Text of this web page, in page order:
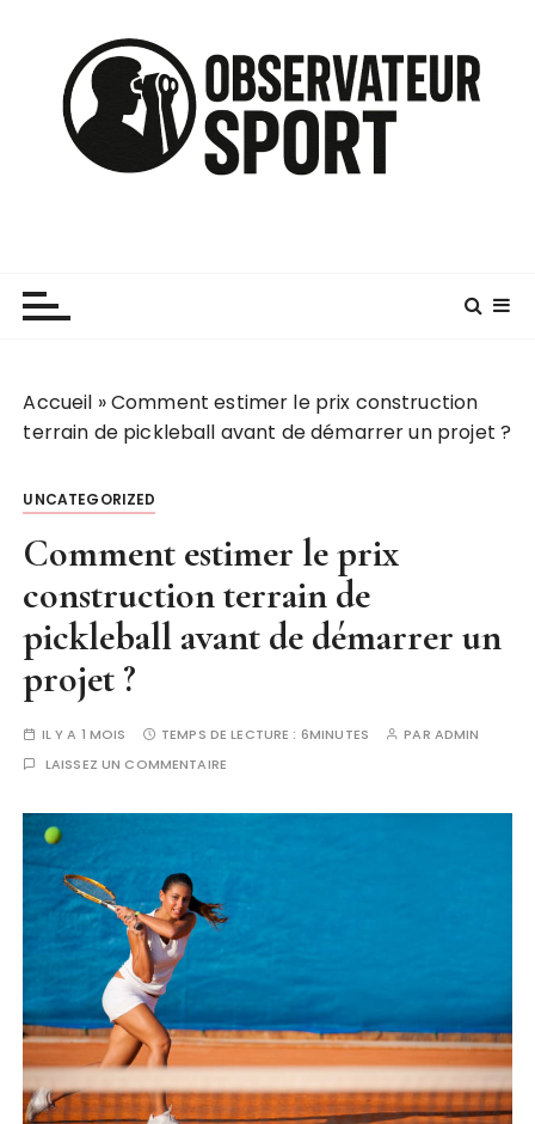
Accueil »Comment estimer le prix construction
terrain de pickleball avant de démarrer un projet ?
UNCATEGORIZED
Comment estimer le prix
construction terrain de
pickleball avant de démarrer un
projet ?
IL Y A 1 MOIS TEMPS DE LECTURE : 6MINUTES PAR ADMIN
LAISSEZ UN COMMENTAIRE